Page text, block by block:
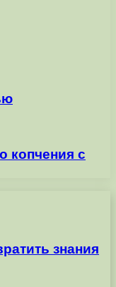
копчения с
знания